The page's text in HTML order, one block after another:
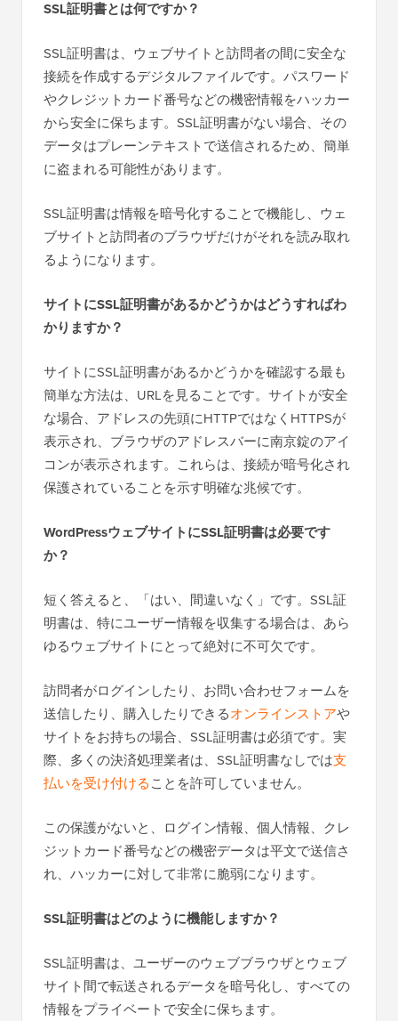
SSL証明書とは何ですか？
SSL証明書は、ウェブサイトと訪問者の間に安全な
接続を作成するデジタルファイルです。パスワード
やクレジットカード番号などの機密情報をハッカー
から安全に保ちます。SSL証明書がない場合、その
データはプレーンテキストで送信されるため、簡単
に盗まれる可能性があります。
SSL証明書は情報を暗号化することで機能し、ウェ
ブサイトと訪問者のブラウザだけがそれを読み取れ
るようになります。
サイトにSSL証明書があるかどうかはどうすればわ
かりますか？
サイトにSSL証明書があるかどうかを確認する最も
簡単な方法は、URLを見ることです。サイトが安全
な場合、アドレスの先頭にHTTPではなくHTTPSが
表示され、ブラウザのアドレスバーに南京錠のアイ
コンが表示されます。これらは、接続が暗号化され
保護されていることを示す明確な兆候です。
WordPressウェブサイトにSSL証明書は必要です
か？
短く答えると、「はい、間違いなく」です。SSL証
明書は、特にユーザー情報を収集する場合は、あら
ゆるウェブサイトにとって絶対に不可欠です。
訪問者がログインしたり、お問い合わせフォームを
送信したり、購入したりできるオンラインストアや
サイトをお持ちの場合、SSL証明書は必須です。実
際、多くの決済処理業者は、SSL証明書なしでは支
払いを受け付けることを許可していません。
この保護がないと、ログイン情報、個人情報、クレ
ジットカード番号などの機密データは平文で送信さ
れ、ハッカーに対して非常に脆弱になります。
SSL証明書はどのように機能しますか？
SSL証明書は、ユーザーのウェブブラウザとウェブ
サイト間で転送されるデータを暗号化し、すべての
情報をプライベートで安全に保ちます。